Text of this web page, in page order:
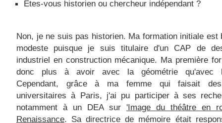
Êtes-vous historien ou chercheur indépendant ?
Non, je ne suis pas historien. Ma formation initiale est
modeste puisque je suis titulaire d'un CAP de
industriel en construction mécanique. Ma première
donc plus à avoir avec la géométrie qu'avec
Cependant, grâce à ma femme qui faisait
universitaires à Paris, j'ai pu participer à ses
notamment à un DEA sur 'Image du théâtre en
Renaissance. Sa directrice de mémoire était